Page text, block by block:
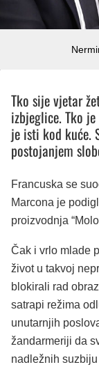
Tko sije vjetar
izbjeglice. Tko
je isti kod kuće.
postojanjem
Francuska se
Marcona je
proizvodnja
Čak i vrlo mlade
život u takvoj
blokirali rad
satrapi režima
unutarnjih
žandarmeriji da
nadležnih